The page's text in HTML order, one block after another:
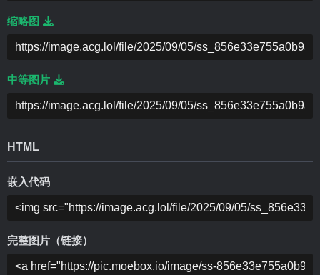
缩略图
中等图片
HTML
嵌入代码
完整图片（链接）